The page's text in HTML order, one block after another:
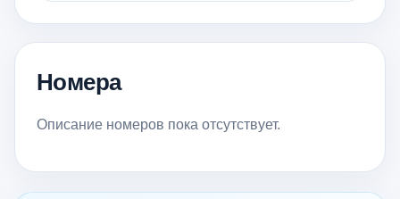
Номера
Описание номеров пока отсутствует.